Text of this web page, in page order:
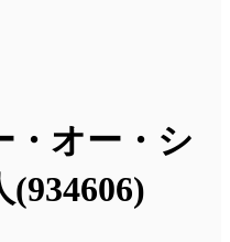
・オー・シ